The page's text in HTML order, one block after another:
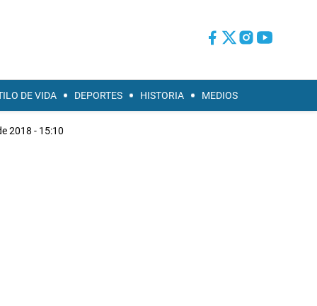
DE VIDA DEPORTES HISTORIA MEDIOS
2018 - 15:10